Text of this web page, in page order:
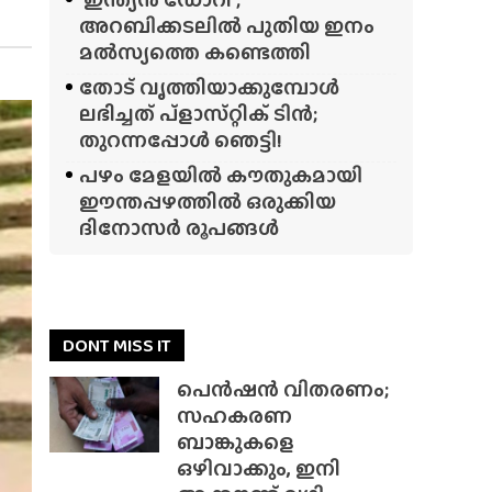
അറബിക്കടലിൽ പുതിയ ഇനം
മൽസ്യത്തെ കണ്ടെത്തി
തോട് വൃത്തിയാക്കുമ്പോൾ
ലഭിച്ചത് പ്‌ളാസ്‌റ്റിക് ടിൻ;
തുറന്നപ്പോൾ ഞെട്ടി!
പഴം മേളയിൽ കൗതുകമായി
ഈന്തപ്പഴത്തിൽ ഒരുക്കിയ
ദിനോസർ രൂപങ്ങൾ
DONT MISS IT
പെൻഷൻ വിതരണം;
സഹകരണ
ബാങ്കുകളെ
ഒഴിവാക്കും, ഇനി